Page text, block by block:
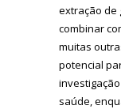
extração de
combinar
muitas
potencial
saúde,